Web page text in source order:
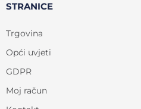
STRANICE
Trgovina
Opći uvjeti
GDPR
Moj račun